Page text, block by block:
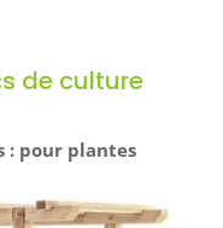
pour
succès.
de culture
: pour plantes